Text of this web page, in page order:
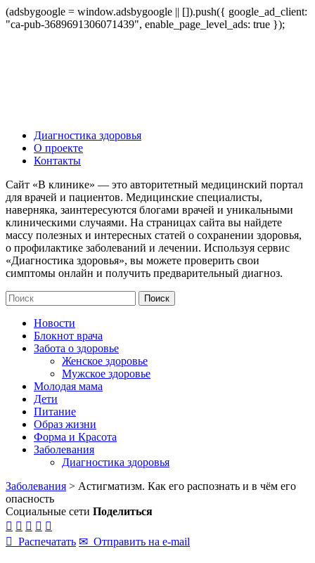
(adsbygoogle = window.adsbygoogle || []).push({ google_ad_client:
"ca-pub-3689691306071439", enable_page_level_ads: true });
Диагностика здоровья
О проекте
Контакты
Сайт «В клинике» — это авторитетный медицинский портал
для врачей и пациентов. Медицинские специалисты,
наверняка, заинтересуются блогами врачей и уникальными
клиническими случаями. На страницах сайта вы найдете
массу полезных и интересных статей о сохранении здоровья,
о профилактике заболеваний и лечении. Используя сервис
«Диагностика здоровья», вы можете проверить свои
симптомы онлайн и получить предварительный диагноз.
Новости
Блокнот врача
Забота о здоровье
Женское здоровье
Мужское здоровье
Молодая мама
Дети
Питание
Образ жизни
Форма и Красота
Заболевания
Диагностика здоровья
Заболевания > Астигматизм. Как его распознать и в чём его
опасность
Социальные сети Поделиться
    
 Распечатать ✉ Отправить на e-mail